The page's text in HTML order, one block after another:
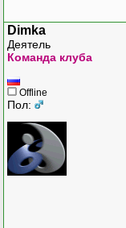
Dimka
Деятель
Команда клуба
Offline
Пол: